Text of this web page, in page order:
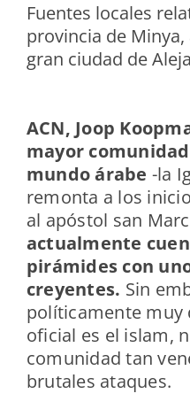
Fuentes locales
provincia de
gran ciudad de
ACN, Joop
mayor
mundo árabe -la
remonta a los
al apóstol san
actualmente
pirámides con
creyentes. Sin
políticamente muy
oficial es el islam,
comunidad tan
brutales ataques.